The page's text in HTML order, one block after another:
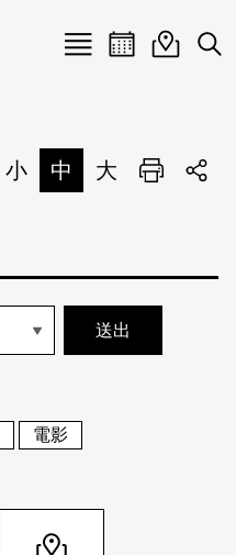
Menu
English
登入/註冊
活動日曆活動地圖
展
小 中 大 列印
電影